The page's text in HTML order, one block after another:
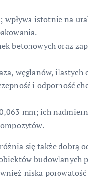
wpływa istotnie na
betonowych oraz
węglanów, ilastych
i odporność
mm; ich
się także dobrą
budowlanych
niska